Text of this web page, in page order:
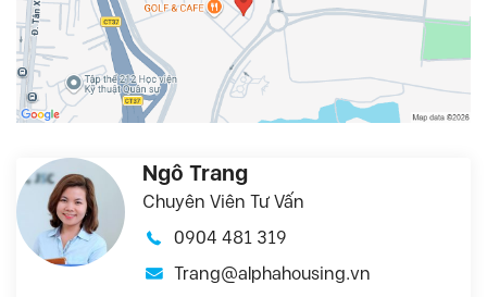
Ngô Trang
Chuyên Viên Tư Vấn
0904 481 319
Trang@alphahousing.vn